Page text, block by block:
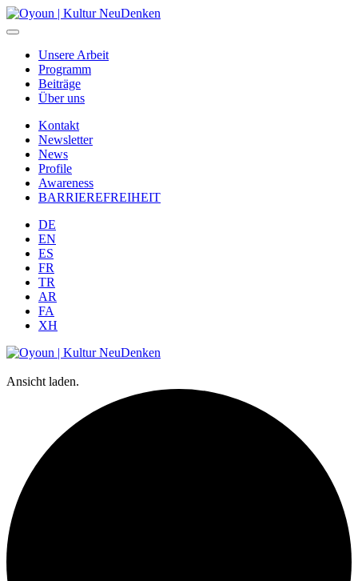
Unsere Arbeit
Programm
Beiträge
Über uns
Kontakt
Newsletter
News
Profile
Awareness
BARRIEREFREIHEIT
DE
EN
ES
FR
TR
AR
FA
XH
Ansicht laden.